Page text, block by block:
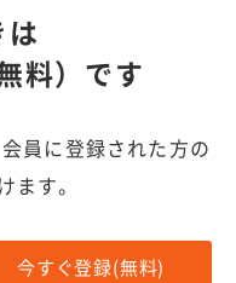
は
料）です
員に登録された方の
ます。
今すぐ登録(無料)